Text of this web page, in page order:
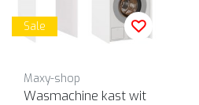
Sale
Maxy-shop
Wasmachine kast wit